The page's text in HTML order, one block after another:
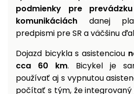
podmienky pre
komunikáciách danej
predpismi pre SR a väčšinu
Dojazd bicykla s asistenciou
cca 60 km. Bicykel je
používať aj s vypnutou
počítať s tým, že